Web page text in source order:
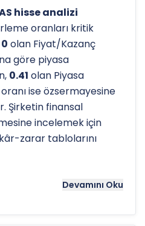
hisse analizi
oranları kritik
0 olan Fiyat/Kazanç
göre piyasa
0.41 olan Piyasa
ise özsermayesine
Şirketin finansal
incelemek için
zarar tablolarını
ve potansiyel
bir araçtır. Hissenin
Devamını Oku